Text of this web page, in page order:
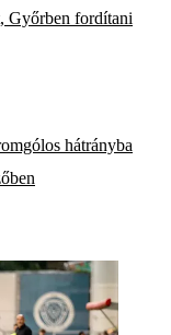
Győrben fordítani
hátrányba